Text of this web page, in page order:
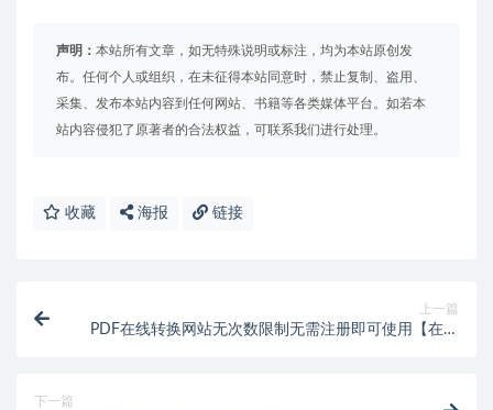
声明： 本站所有文章，如无特殊说明或标注，均为本站原创发
布。任何个人或组织，在未征得本站同意时，禁止复制、盗用、
采集、发布本站内容到任何网站、书籍等各类媒体平台。如若本
站内容侵犯了原著者的合法权益，可联系我们进行处理。
收藏 海报 链接
上一篇
PDF在线转换网站无次数限制无需注册即可使用【在线
下一篇